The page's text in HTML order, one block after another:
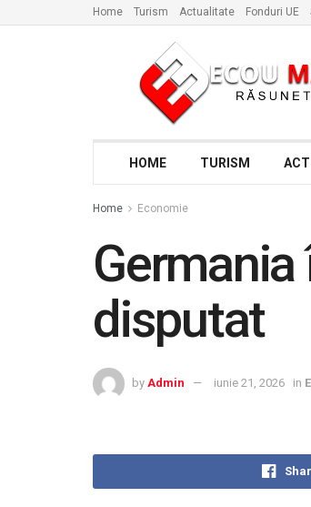
Home Turism Actualitate Fonduri UE
HOME TURISM
Home Economie
disputat
by Admin iunie 21, 2026 in